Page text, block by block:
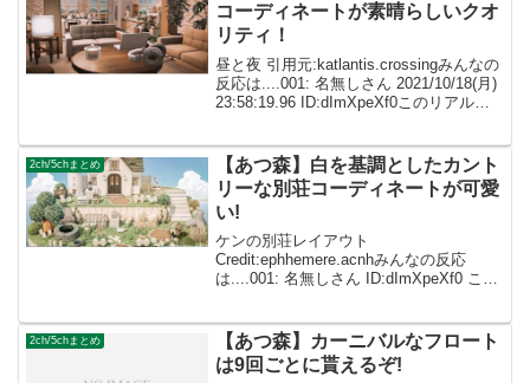
コーディネートが素晴らしいクオ
リティ！
昼と夜 引用元:katlantis.crossingみんなの
反応は....001: 名無しさん 2021/10/18(月)
23:58:19.96 ID:dImXpeXf0このリアル感
2ch/5chまとめ
【あつ森】白を基調としたカント
リーな別荘コーディネートが可愛
い!
ケンの別荘レイアウト
Credit:ephhemere.acnhみんなの反応
は....001: 名無しさん ID:dImXpeXf0 この
ID:caZ2RUMYM かわい...
2ch/5chまとめ
【あつ森】カーニバルなフロート
は9回ごとに貰えるぞ!